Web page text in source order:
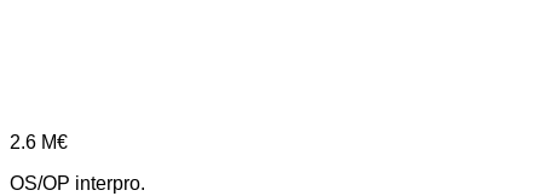
2.6 M€
OS/OP interpro.